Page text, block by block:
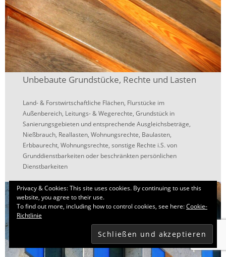
Unbebaute Grundstücke, Rechte und Lasten
Land- & Forstwirtschaftliche Flächen, Flurstücke im
Außenbereich, Leitungs- & Wegerechte, Grundstück in
Sanierungsgebieten und entsprechende Ausgleichsbeträge,
Nießbrauch, Reallasten, Wohnungsrechte, Baulasten,
Erbbaurecht, Wohnungsrechte, sonstige Rechte i.S. von
Grunddienstbarkeiten oder beschränkten persönlichen
Dienstbarkeiten
Privacy & Cookies: This site uses cookies. By continuing to use this
website, you agree to their use.
To find out more, including how to control cookies, see here:Cookie-
Richtlinie